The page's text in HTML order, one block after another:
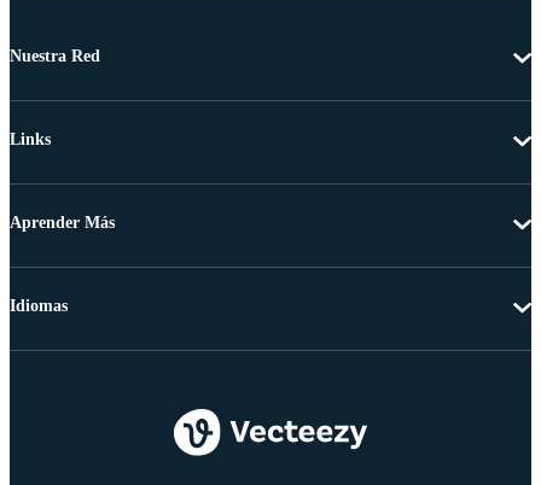
Nuestra Red
Links
Aprender Más
Idiomas